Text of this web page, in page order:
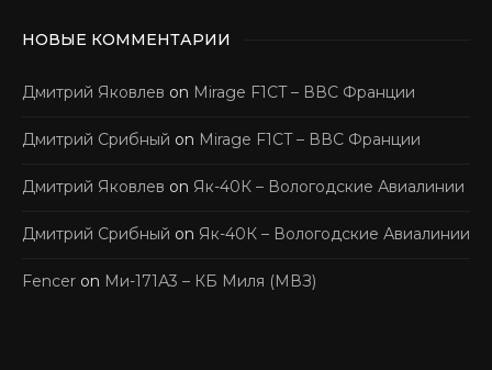
НОВЫЕ КОММЕНТАРИИ
Дмитрий Яковлев on Mirage F1CT – ВВС Франции
Дмитрий Срибный on Mirage F1CT – ВВС Франции
Дмитрий Яковлев on Як-40К – Вологодские Авиалинии
Дмитрий Срибный on Як-40К – Вологодские Авиалинии
Fencer on Ми-171А3 – КБ Миля (МВЗ)